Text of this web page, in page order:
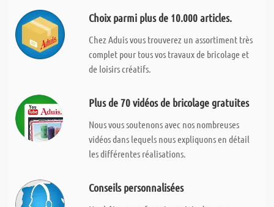
Choix parmi plus de 10.000 articles.
Chez Aduis vous trouverez un assortiment très
complet pour tous vos travaux de bricolage et
de loisirs créatifs.
Plus de 70 vidéos de bricolage gratuites
Nous vous soutenons avec nos nombreuses
vidéos dans lequels nous expliquons en détail
les différentes réalisations.
Conseils personnalisées